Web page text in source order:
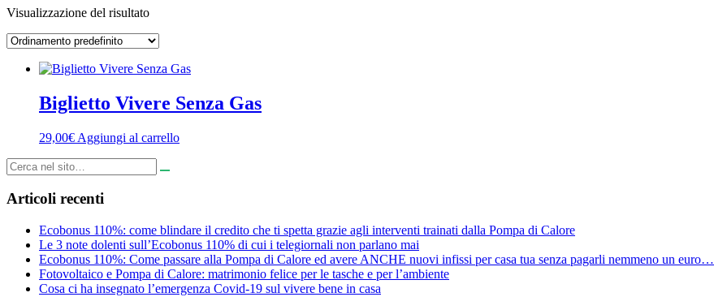
Visualizzazione del risultato
Biglietto Vivere Senza Gas
29,00€ Aggiungi al carrello
Cerca...
Articoli recenti
Ecobonus 110%: come blindare il credito che ti spetta grazie agli interventi trainati dalla Pompa di Calore
Le 3 note dolenti sull’Ecobonus 110% di cui i telegiornali non parlano mai
Ecobonus 110%: Come passare alla Pompa di Calore ed avere ANCHE nuovi infissi per casa tua senza pagarli nemmeno un euro…
Fotovoltaico e Pompa di Calore: matrimonio felice per le tasche e per l’ambiente
Cosa ci ha insegnato l’emergenza Covid-19 sul vivere bene in casa